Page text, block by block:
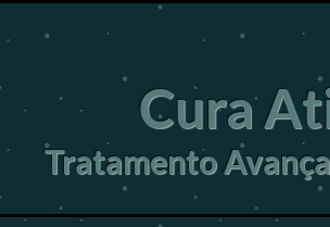
Cura
Tratamento